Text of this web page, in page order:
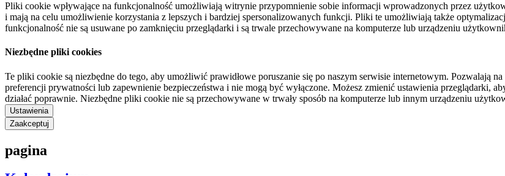
Pliki cookie wpływające na funkcjonalność umożliwiają witrynie przypomnienie sobie informacji wprowadzonych przez
i mają na celu umożliwienie korzystania z lepszych i bardziej spersonalizowanych funkcji. Pliki te umożliwiają także
funkcjonalność nie są usuwane po zamknięciu przeglądarki i są trwale przechowywane na komputerze lub urządzeniu
Niezbędne pliki cookies
Te pliki cookie są niezbędne do tego, aby umożliwić prawidłowe poruszanie się po naszym serwisie internetowym. Pozwalają
preferencji prywatności lub zapewnienie bezpieczeństwa i nie mogą być wyłączone. Możesz zmienić ustawienia przeglądarki,
działać poprawnie. Niezbędne pliki cookie nie są przechowywane w trwały sposób na komputerze lub innym urządzeniu
Ustawienia
Zaakceptuj
pagina